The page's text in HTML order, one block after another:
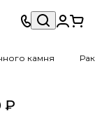
камня
₽